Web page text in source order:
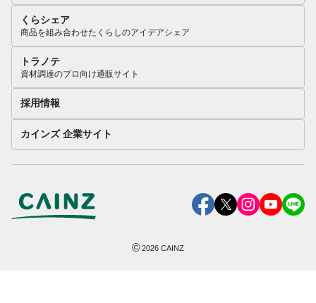
くらシェア
商品を組み合わせたくらしのアイデアシェア
トラノテ
資材調達のプロ向け通販サイト
採用情報
カインズ 企業サイト
©2026 CAINZ